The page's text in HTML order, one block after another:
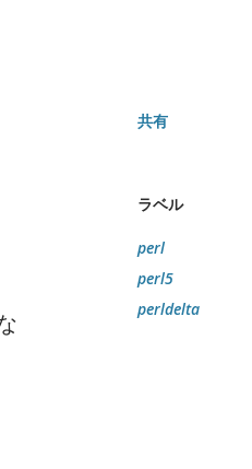
共有
ラベル
perl
perl5
perldelta